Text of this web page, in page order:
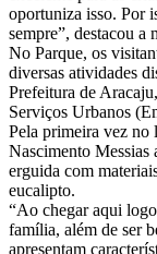
oportuniza isso. Por
sempre”, destacou a
No Parque, os
diversas atividades
Prefeitura de
Serviços Urbanos
Pela primeira vez no
Nascimento Messias
erguida com
eucalipto.
“Ao chegar aqui
família, além de ser
apresentam